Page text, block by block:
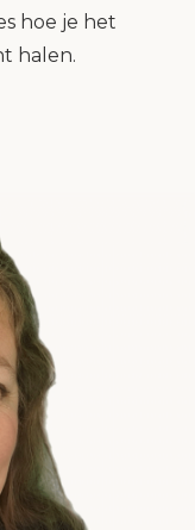
hoe je het
halen.